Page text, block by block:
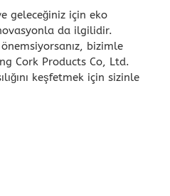
geleceğiniz için eko
da ilgilidir.
bizimle
Cork Products Co, Ltd.
keşfetmek için sizinle